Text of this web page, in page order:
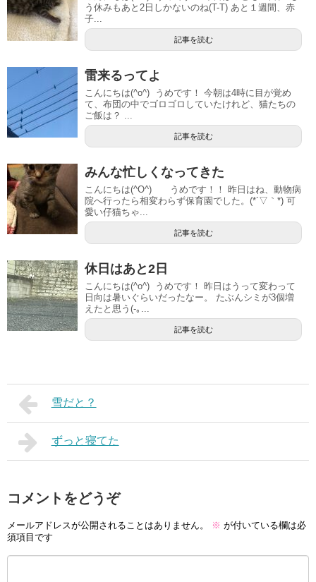
う休みもあと2日しかないのね(T-T) あと１週間、赤
子...
記事を読む
雷来るってよ
こんにちは(^o^) うめです！ 今朝は4時に目が覚め
て、布団の中でゴロゴロしていたけれど、猫たちの
ご飯は？ ...
記事を読む
みんな忙しくなってきた
こんにちは(^O^) うめです！！ 昨日はね、動物病
院へ行ったら相変わらず保育園でした。(*´▽｀*) 可
愛い仔猫ちゃ...
記事を読む
休日はあと2日
こんにちは(^o^) うめです！ 昨日はうって変わって
日向は暑いぐらいだったなー。 たぶんシミが3個増
えたと思う(-｡...
記事を読む
雪だと？
ずっと寝てた
コメントをどうぞ
メールアドレスが公開されることはありません。 ※ が付いている欄は必
須項目です